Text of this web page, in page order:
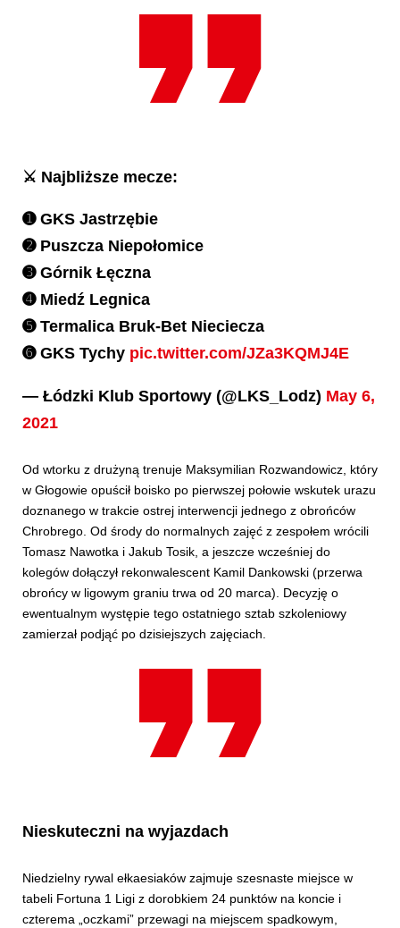
⚔ Najbliższe mecze:
➊ GKS Jastrzębie
➋ Puszcza Niepołomice
➌ Górnik Łęczna
➍ Miedź Legnica
➎ Termalica Bruk-Bet Nieciecza
➏ GKS Tychy pic.twitter.com/JZa3KQMJ4E
— Łódzki Klub Sportowy (@LKS_Lodz) May 6,
2021
Od wtorku z drużyną trenuje Maksymilian Rozwandowicz, który
w Głogowie opuścił boisko po pierwszej połowie wskutek urazu
doznanego w trakcie ostrej interwencji jednego z obrońców
Chrobrego. Od środy do normalnych zajęć z zespołem wrócili
Tomasz Nawotka i Jakub Tosik, a jeszcze wcześniej do
kolegów dołączył rekonwalescent Kamil Dankowski (przerwa
obrońcy w ligowym graniu trwa od 20 marca). Decyzję o
ewentualnym występie tego ostatniego sztab szkoleniowy
zamierzał podjąć po dzisiejszych zajęciach.
Nieskuteczni na wyjazdach
Niedzielny rywal ełkaesiaków zajmuje szesnaste miejsce w
tabeli Fortuna 1 Ligi z dorobkiem 24 punktów na koncie i
czterema „oczkami” przewagi na miejscem spadkowym,